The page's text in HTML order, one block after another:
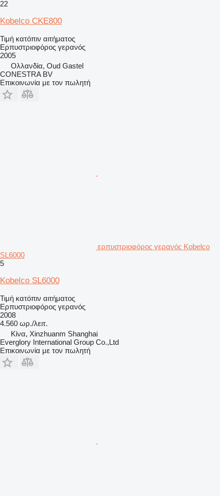
22
Kobelco CKE800
Τιμή κατόπιν αιτήματος
Ερπυστριοφόρος γερανός
2005
Ολλανδία, Oud Gastel
CONESTRA BV
Επικοινωνία με τον πωλητή
ερπυστριοφόρος γερανός Kobelco
SL6000
5
Kobelco SL6000
Τιμή κατόπιν αιτήματος
Ερπυστριοφόρος γερανός
2008
4.560 ωρ./λειτ.
Κίνα, Xinzhuanm Shanghai
Everglory International Group Co.,Ltd
Επικοινωνία με τον πωλητή